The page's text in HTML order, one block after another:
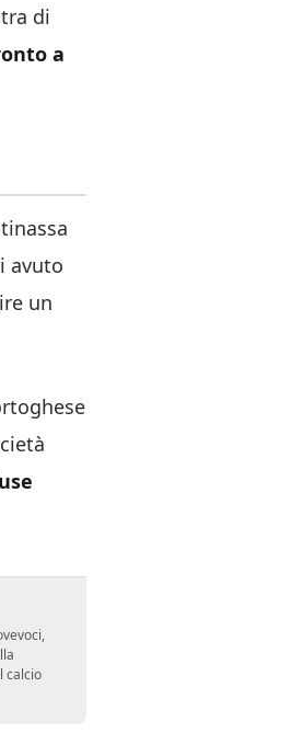
di
a
avuto
un
calcio